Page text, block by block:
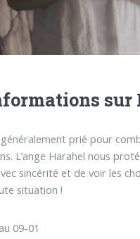
sur
prié pour
L’ange Harahel nous
sincérité et de voir les
situation !
09-01